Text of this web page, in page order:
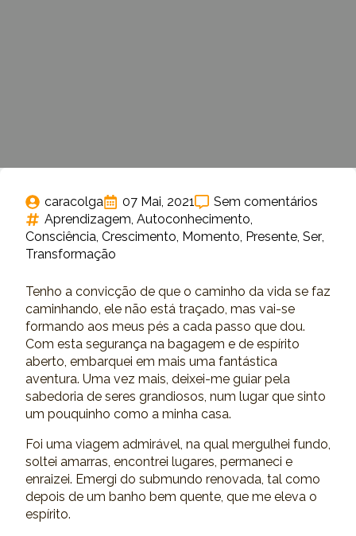
caracolga 07 Mai, 2021
Sem comentários
Aprendizagem Autoconhecimento
Consciência Crescimento Momento Presente Ser
Transformação
Tenho a convicção de que o caminho da vida se faz
caminhando, ele não está traçado, mas vai-se
formando aos meus pés a cada passo que dou.
Com esta segurança na bagagem e de espírito
aberto, embarquei em mais uma fantástica
aventura. Uma vez mais, deixei-me guiar pela
sabedoria de seres grandiosos, num lugar que sinto
um pouquinho como a minha casa.
Foi uma viagem admirável, na qual mergulhei fundo,
soltei amarras, encontrei lugares, permaneci e
enraizei. Emergi do submundo renovada, tal como
depois de um banho bem quente, que me eleva o
espírito.